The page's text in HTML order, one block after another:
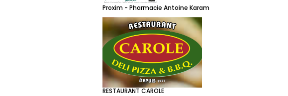
Proxim - Pharmacie Antoine Karam
RESTAURANT CAROLE